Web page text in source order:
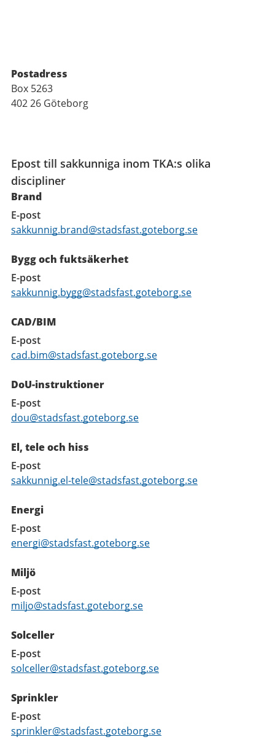
Postadress
Box 5263
402 26 Göteborg
Epost till sakkunniga inom TKA:s olika
discipliner
Brand
E-post
sakkunnig.brand@stadsfast.goteborg.se
Bygg och fuktsäkerhet
E-post
sakkunnig.bygg@stadsfast.goteborg.se
CAD/BIM
E-post
cad.bim@stadsfast.goteborg.se
DoU-instruktioner
E-post
dou@stadsfast.goteborg.se
El, tele och hiss
E-post
sakkunnig.el-tele@stadsfast.goteborg.se
Energi
E-post
energi@stadsfast.goteborg.se
Miljö
E-post
miljo@stadsfast.goteborg.se
Solceller
E-post
solceller@stadsfast.goteborg.se
Sprinkler
E-post
sprinkler@stadsfast.goteborg.se